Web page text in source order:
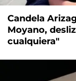
Candela
Moyano,
cualquiera"